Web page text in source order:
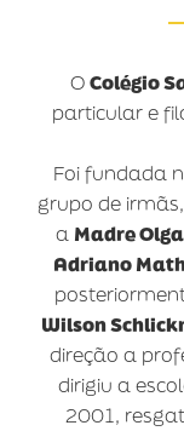
OColégio
particular e
Foi fundada
grupo de
a Madre Olga
Adriano
Wilson
direção a
dirigiu a
2001,